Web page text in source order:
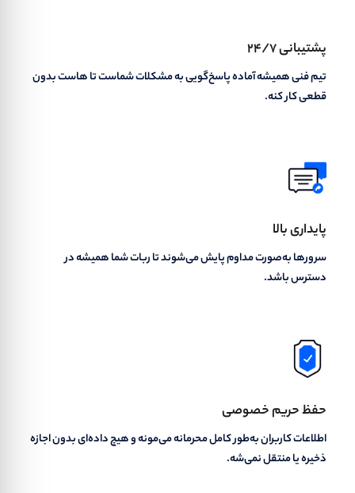
پشتیبانی ۲۴/۷
تیم فنی همیشه آماده پاسخ‌گویی به مشکلات شماست تا هاست بدون
قطعی کار کنه.
پایداری بالا
سرورها به‌صورت مداوم پایش می‌شوند تا ربات شما همیشه در
دسترس باشد.
حفظ حریم خصوصی
اطلاعات کاربران به‌طور کامل محرمانه می‌مونه و هیچ داده‌ای بدون اجازه
ذخیره یا منتقل نمی‌شه.